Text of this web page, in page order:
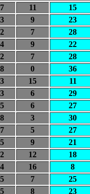
7 11 15
3 9 23
2 7 28
4 9 22
2 7 28
8 0 36
3 15 11
3 6 29
5 6 27
8 3 30
7 5 27
5 9 21
2 12 18
4 16 8
5 7 25
5 8 23